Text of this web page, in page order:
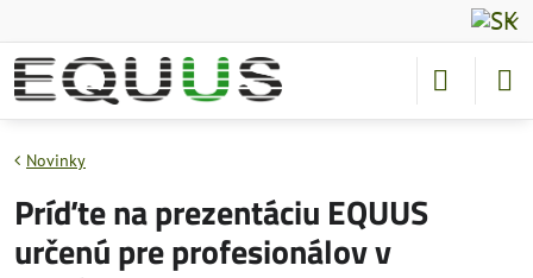
Novinky
Príďte na prezentáciu EQUUS
určenú pre profesionálov v